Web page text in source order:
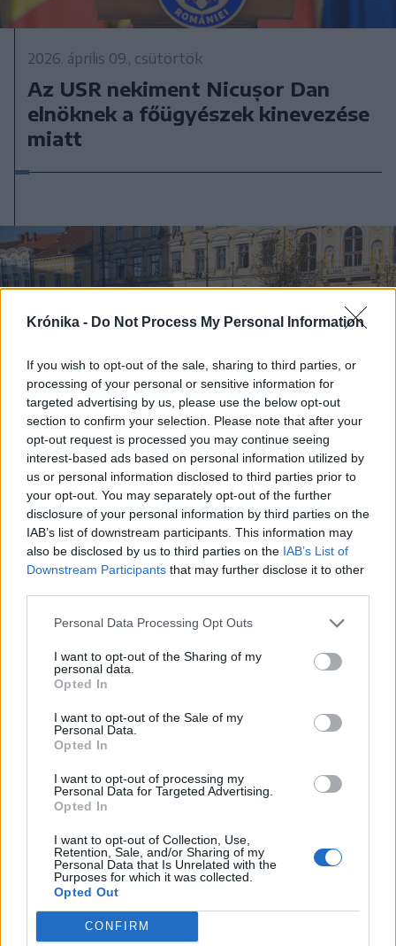
Krónika - Do Not Process My Personal Information
If you wish to opt-out of the sale, sharing to third parties, or
processing of your personal or sensitive information for
targeted advertising by us, please use the below opt-out
section to confirm your selection. Please note that after your
opt-out request is processed you may continue seeing
interest-based ads based on personal information utilized by
us or personal information disclosed to third parties prior to
your opt-out. You may separately opt-out of the further
disclosure of your personal information by third parties on the
IAB’s list of downstream participants. This information may
also be disclosed by us to third parties on the IAB’s List of
Downstream Participants that may further disclose it to other
Personal Data Processing Opt Outs
I want to opt-out of the Sharing of my
personal data.
Opted In
I want to opt-out of the Sale of my
Personal Data.
Opted In
I want to opt-out of processing my
Personal Data for Targeted Advertising.
Opted In
I want to opt-out of Collection, Use,
Retention, Sale, and/or Sharing of my
Personal Data that Is Unrelated with the
Purposes for which it was collected.
Opted Out
CONFIRM
2026. április 09., csütörtök
Az USR nekiment Nicușor Dan
elnöknek a főügyészek kinevezése
miatt
2026. április 04., szombat
Büntetnék az elektromos autók
töltőhelyeinek elfoglalását
Romániában